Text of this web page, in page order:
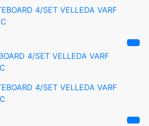
4/SET VELLEDA VARF